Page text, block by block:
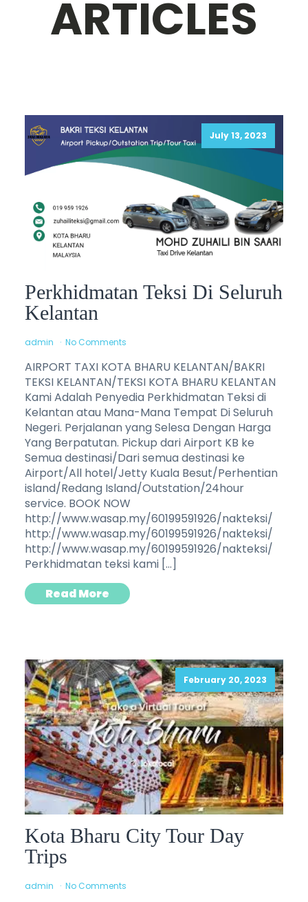
ARTICLES
July 13, 2023
Perkhidmatan Teksi Di Seluruh
Kelantan
admin No Comments
AIRPORT TAXI KOTA BHARU KELANTAN/BAKRI
TEKSI KELANTAN/TEKSI KOTA BHARU KELANTAN
Kami Adalah Penyedia Perkhidmatan Teksi di
Kelantan atau Mana-Mana Tempat Di Seluruh
Negeri. Perjalanan yang Selesa Dengan Harga
Yang Berpatutan. Pickup dari Airport KB ke
Semua destinasi/Dari semua destinasi ke
Airport/All hotel/Jetty Kuala Besut/Perhentian
island/Redang Island/Outstation/24hour
service. BOOK NOW
http://www.wasap.my/60199591926/nakteksi/
http://www.wasap.my/60199591926/nakteksi/
http://www.wasap.my/60199591926/nakteksi/
Perkhidmatan teksi kami […]
Read More
February 20, 2023
Kota Bharu City Tour Day
Trips
admin No Comments